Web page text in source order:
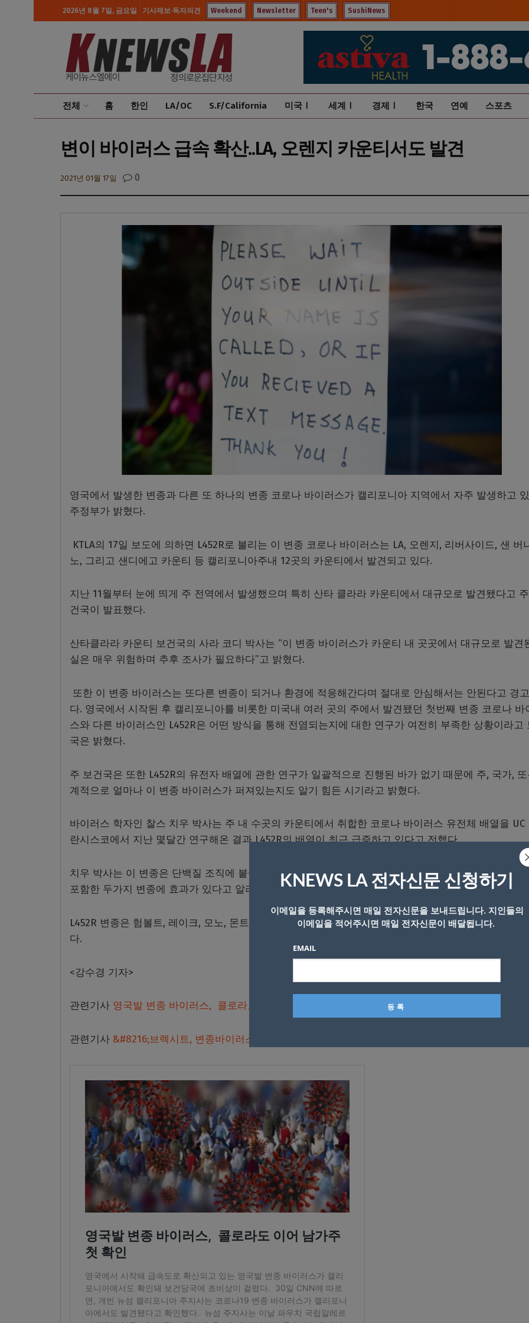
2026년 8월 7일, 금요일 기사제보·독자의견 Weekend Newsletter Teen's SushiNews
전체 홈 한인 LA/OC S.F/California 미국Ⅰ 세계Ⅰ 경제Ⅰ 한국 연예 스포츠
변이 바이러스 급속 확산..LA, 오렌지 카운티서도 발견
2021년 01월 17일 0
영국에서 발생한 변종과 다른 또 하나의 변종 코로나 바이러스가 캘리포니아 지역에서 자주 발생하고
주정부가 밝혔다.
KTLA의 17일 보도에 의하면 L452R로 불리는 이 변종 코로나 바이러스는 LA, 오렌지, 리버사이드, 샌 버
노, 그리고 샌디에고 카운티 등 캘리포니아주내 12곳의 카운티에서 발견되고 있다.
지난 11월부터 눈에 띄게 주 전역에서 발생했으며 특히 산타 클라라 카운티에서 대규모로 발견됐다고
건국이 발표했다.
산타클라라 카운티 보건국의 사라 코디 박사는 “이 변종 바이러스가 카운티 내 곳곳에서 대규모로 발견
실은 매우 위험하며 추후 조사가 필요하다”고 밝혔다.
또한 이 변종 바이러스는 또다른 변종이 되거나 환경에 적응해간다며 절대로 안심해서는 안된다고 경
다. 영국에서 시작된 후 캘리포니아를 비롯한 미국내 여러 곳의 주에서 발견됐던 첫번째 변종 코로나 바
스와 다른 바이러스인 L452R은 어떤 방식을 통해 전염되는지에 대한 연구가 여전히 부족한 상황이라고
국은 밝혔다.
주 보건국은 또한 L452R의 유전자 배열에 관한 연구가 일괄적으로 진행된 바가 없기 때문에 주, 국가,
계적으로 얼마나 이 변종 바이러스가 퍼져있는지도 알기 힘든 시기라고 밝혔다.
바이러스 학자인 찰스 치우 박사는 주 내 수곳의 카운티에서 취합한 코로나 바이러스 유전체 배열을 UC
란시스코에서 지난 몇달간 연구해온 결과 L452R의 배열이 최근 급증하고 있다고 전했다.
치우 박사는 이 변종은 단백질 조직에 붙어 세포에 침투하며, 현재 미국에서 접종하고 있는 백신은
포함한 두가지 변종에 효과가 있다고 알려진 백신이라고 밝혔다.
L452R 변종은 험볼트, 레이크, 모노, 몬트레이, 샌프란시스코, 샌루이스오피스포 카운티 등지에서도 발
다.
<강수경 기자>
관련기사 영국발 변종 바이러스, 콜로라도 이어 남가주 첫 확인
관련기사 &#8216;브렉시트, 변종바이러스&#8217; 영국, 고립 심화..40개국에 차단
KNEWS LA 전자신문 신청하기
이메일을 등록해주시면 매일 전자신문을 보내드립니다. 지인들의
이메일을 적어주시면 매일 전자신문이 배달됩니다.
EMAIL